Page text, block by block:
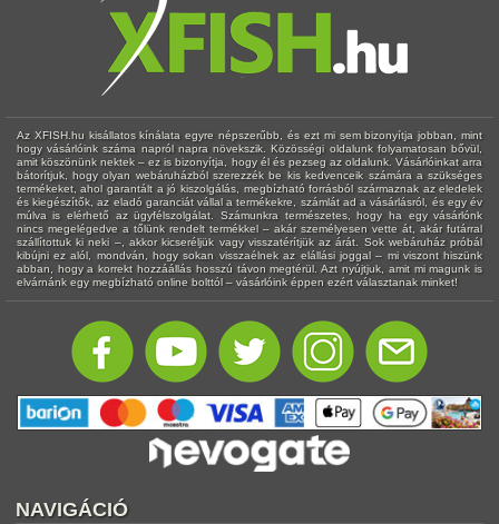
Az XFISH.hu kisállatos kínálata egyre népszerűbb, és ezt mi sem bizonyítja jobban, mint
hogy vásárlóink száma napról napra növekszik. Közösségi oldalunk folyamatosan bővül,
amit köszönünk nektek – ez is bizonyítja, hogy él és pezseg az oldalunk. Vásárlóinkat arra
bátorítjuk, hogy olyan webáruházból szerezzék be kis kedvenceik számára a szükséges
termékeket, ahol garantált a jó kiszolgálás, megbízható forrásból származnak az eledelek
és kiegészítők, az eladó garanciát vállal a termékekre, számlát ad a vásárlásról, és egy év
múlva is elérhető az ügyfélszolgálat. Számunkra természetes, hogy ha egy vásárlónk
nincs megelégedve a tőlünk rendelt termékkel – akár személyesen vette át, akár futárral
szállítottuk ki neki –, akkor kicseréljük vagy visszatérítjük az árát. Sok webáruház próbál
kibújni ez alól, mondván, hogy sokan visszaélnek az elállási joggal – mi viszont hiszünk
abban, hogy a korrekt hozzáállás hosszú távon megtérül. Azt nyújtjuk, amit mi magunk is
elvárnánk egy megbízható online bolttól – vásárlóink éppen ezért választanak minket!
NAVIGÁCIÓ